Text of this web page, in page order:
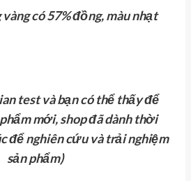
có 57% đồng, màu nhạt
test và bạn có thể thấy để
mới, shop đã dành thời
để nghiên cứu và trải nghiệm
sản phẩm)